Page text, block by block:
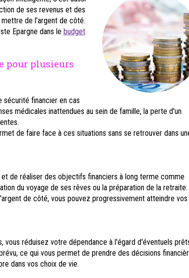
de ses revenus et des
de l'argent de côté.
Epargne dans le budget
pour plusieurs
sécurité financier en cas
médicales inattendues au sein de famille, la perte d'un
de faire face à ces situations sans se retrouver dans
de réaliser des objectifs financiers à long terme comme
du voyage de ses rêves ou la préparation de la retraite.
de côté, vous pouvez progressivement atteindre vos
vous réduisez votre dépendance à l'égard d'éventuels
ce qui vous permet de prendre des décisions
dans vos choix de vie.